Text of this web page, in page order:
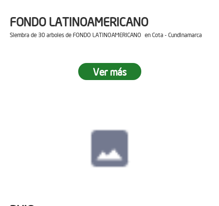
FONDO LATINOAMERICANO
Siembra de 30 arboles de FONDO LATINOAMERICANO en Cota - Cundinamarca
Ver más